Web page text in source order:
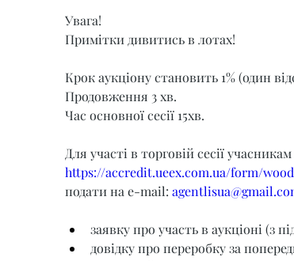
Увага!
Примітки дивитись в лотах!
Крок аукціону становить 1% (один
Продовження 3 хв.
Час основної сесії 15хв.
Для участі в торговій сесії
https://accredit.ueex.com.ua/form/
подати на e-mail:
заявку про участь в аукціоні (з
довідку про переробку за